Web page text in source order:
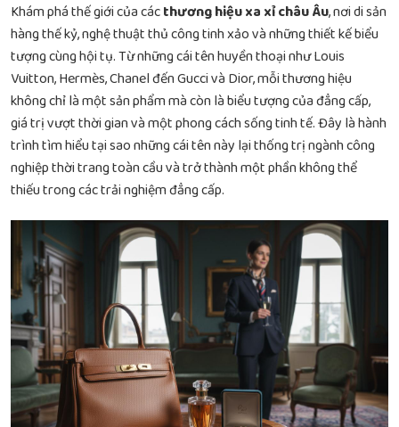
Khám phá thế giới của cácthương hiệu xa xỉ châu Âu, nơi di sản
hàng thế kỷ, nghệ thuật thủ công tinh xảo và những thiết kế biểu
tượng cùng hội tụ. Từ những cái tên huyền thoại như Louis
Vuitton, Hermès, Chanel đến Gucci và Dior, mỗi thương hiệu
không chỉ là một sản phẩm mà còn là biểu tượng của đẳng cấp,
giá trị vượt thời gian và một phong cách sống tinh tế. Đây là hành
trình tìm hiểu tại sao những cái tên này lại thống trị ngành công
nghiệp thời trang toàn cầu và trở thành một phần không thể
thiếu trong các trải nghiệm đẳng cấp.